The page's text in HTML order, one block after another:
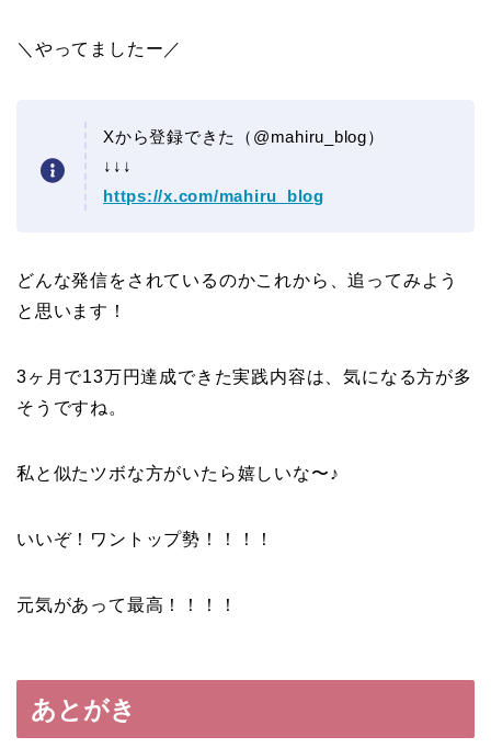
＼やってましたー／
Xから登録できた（@mahiru_blog）
↓↓↓
https://x.com/mahiru_blog
どんな発信をされているのかこれから、追ってみよう
と思います！
3ヶ月で13万円達成できた実践内容は、気になる方が多
そうですね。
私と似たツボな方がいたら嬉しいな〜♪
いいぞ！ワントップ勢！！！！
元気があって最高！！！！
あとがき